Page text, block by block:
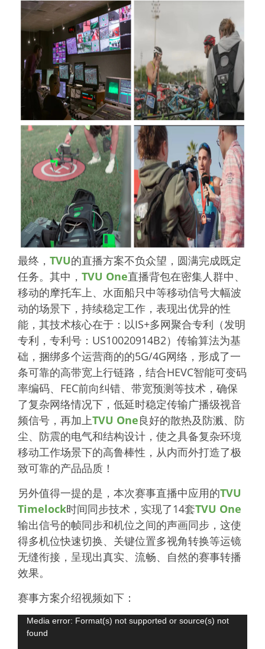
最终， TVU的直播方案不负众望，圆满完成既定
任务。其中， TVU One直播背包在密集人群中、
移动的摩托车上、水面船只中等移动信号大幅波
动的场景下，持续稳定工作，表现出优异的性
能，其技术核心在于：以IS+多网聚合专利（发明
专利，专利号：US10020914B2）传输算法为基
础，捆绑多个运营商的的5G/4G网络，形成了一
条可靠的高带宽上行链路，结合HEVC智能可变码
率编码、FEC前向纠错、带宽预测等技术，确保
了复杂网络情况下，低延时稳定传输广播级视音
频信号，再加上TVU One良好的散热及防溅、防
尘、防震的电气和结构设计，使之具备复杂环境
移动工作场景下的高鲁棒性，从内而外打造了极
致可靠的产品品质！
另外值得一提的是，本次赛事直播中应用的TVU
Timelock时间同步技术，实现了14套TVU One
输出信号的帧同步和机位之间的声画同步，这使
得多机位快速切换、关键位置多视角转换等运镜
无缝衔接，呈现出真实、流畅、自然的赛事转播
效果。
赛事方案介绍视频如下：
Video
Media error: Format(s) not supported or source(s) not
found